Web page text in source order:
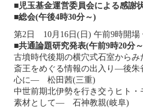
■児玉基金運営委員会による感謝
■総会(午後4時30分～)
第2日 10月16日(日) 午前9時開場
■共通論題研究発表(午前9時20分
古墳時代後期の横穴式石室から
斎王をめぐる情報の出入り―後朱
心に― 松田茜(三重)
中世前期北伊勢を行き交うヒト
素材として― 石神教親(岐阜)